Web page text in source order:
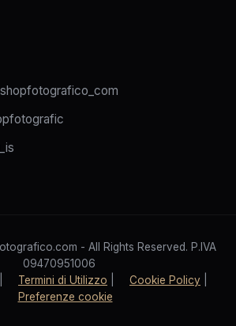
- All Rights Reserved. P.IVA
09470951006
Termini di Utilizzo Cookie Policy
Preferenze cookie